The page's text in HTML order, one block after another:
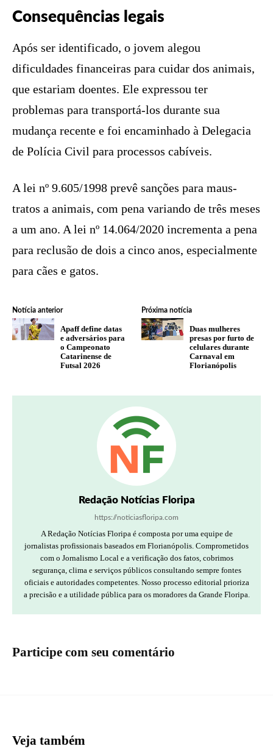
Consequências legais
Após ser identificado, o jovem alegou
dificuldades financeiras para cuidar dos animais,
que estariam doentes. Ele expressou ter
problemas para transportá-los durante sua
mudança recente e foi encaminhado à Delegacia
de Polícia Civil para processos cabíveis.
A lei nº 9.605/1998 prevê sanções para maus-
tratos a animais, com pena variando de três meses
a um ano. A lei nº 14.064/2020 incrementa a pena
para reclusão de dois a cinco anos, especialmente
para cães e gatos.
Notícia anterior
Apaff define datas
e adversários para
o Campeonato
Catarinense de
Futsal 2026
Próxima notícia
Duas mulheres
presas por furto de
celulares durante
Carnaval em
Florianópolis
Redação Notícias Floripa
https://noticiasfloripa.com
A Redação Notícias Floripa é composta por uma equipe de
jornalistas profissionais baseados em Florianópolis. Comprometidos
com o Jornalismo Local e a verificação dos fatos, cobrimos
segurança, clima e serviços públicos consultando sempre fontes
oficiais e autoridades competentes. Nosso processo editorial prioriza
a precisão e a utilidade pública para os moradores da Grande Floripa.
Participe com seu comentário
Veja também